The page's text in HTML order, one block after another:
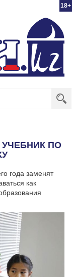
18+
ПО
года заменят
как